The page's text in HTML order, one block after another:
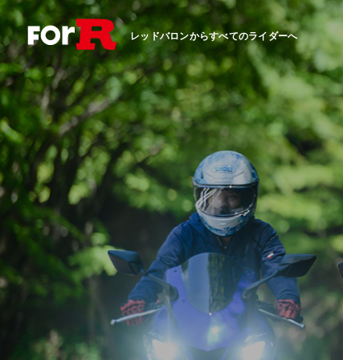
レッドバロンからすべてのライダーへ